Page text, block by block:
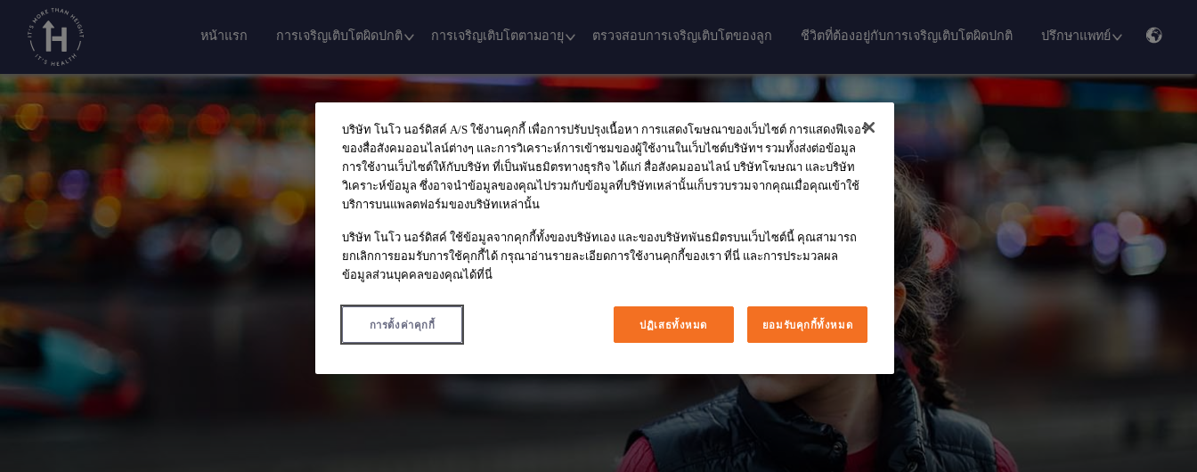
หน้าแรก การเจริญเติบโตผิดปกติ การเจริญเติบโตตามอายุ ตรวจสอบการเจริญเติบโตของลูก ชีวิตที่ต้องอยู่กับการเจริญเติบโตผิดปกติ ปรึกษาแพทย์
บริษัท โนโว นอร์ดิสค์ A/S ใช้งานคุกกี้ เพื่อการปรับปรุงเนื้อหา การแสดงโฆษณาของเว็บไซต์ การแสดงฟีเจอร์
ของสื่อสังคมออนไลน์ต่างๆ และการวิเคราะห์การเข้าชมของผู้ใช้งานในเว็บไซต์บริษัทฯ รวมทั้งส่งต่อข้อมูล
การใช้งานเว็บไซต์ให้กับบริษัท ที่เป็นพันธมิตรทางธุรกิจ ได้แก่ สื่อสังคมออนไลน์ บริษัทโฆษณา และบริษัท
วิเคราะห์ข้อมูล ซึ่งอาจนำข้อมูลของคุณไปรวมกับข้อมูลที่บริษัทเหล่านั้นเก็บรวบรวมจากคุณเมื่อคุณเข้าใช้
บริการบนแพลตฟอร์มของบริษัทเหล่านั้น
บริษัท โนโว นอร์ดิสค์ ใช้ข้อมูลจากคุกกี้ทั้งของบริษัทเอง และของบริษัทพันธมิตรบนเว็บไซต์นี้ คุณสามารถ
ยกเลิกการยอมรับการใช้คุกกี้ได้ กรุณาอ่านรายละเอียดการใช้งานคุกกี้ของเรา ที่นี่ และการประมวลผล
ข้อมูลส่วนบุคคลของคุณได้ที่นี่
ปฏิเสธทั้งหมด ยอมรับคุกกี้ทั้งหมด
การตั้งค่าคุกกี้